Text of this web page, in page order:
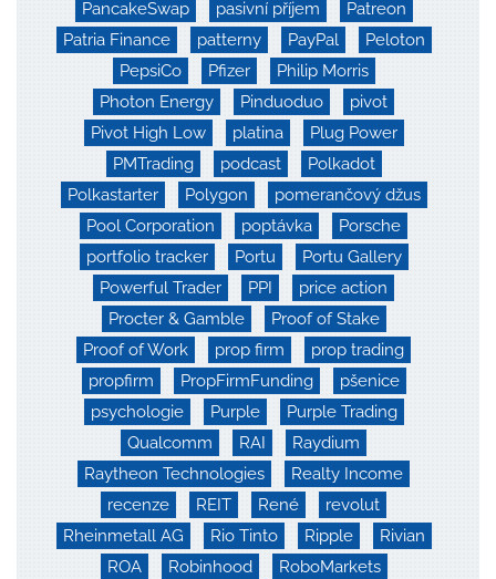
PancakeSwap pasivní příjem
Patreon
Patria Finance
patterny PayPal
Peloton
PepsiCo
Pfizer
Philip Morris
Photon Energy
Pinduoduo
pivot
Pivot High Low
platina
Plug Power
PMTrading
podcast
Polkadot
Polkastarter
Polygon
pomerančový džus
Pool Corporation
poptávka
Porsche
portfolio tracker
Portu
Portu Gallery
Powerful Trader
PPI
price action
Procter & Gamble
Proof of Stake
Proof of Work
prop firm
prop trading
propfirm
PropFirmFunding
pšenice
psychologie
Purple
Purple Trading
Qualcomm
RAI
Raydium
Raytheon Technologies
Realty Income
recenze
REIT René
revolut
Rheinmetall AG
Rio Tinto Ripple
Rivian
ROA
Robinhood
RoboMarkets